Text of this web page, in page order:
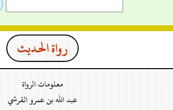
رواة الحدیث
معلومات الرواة
عبد الله بن عمرو القرشي